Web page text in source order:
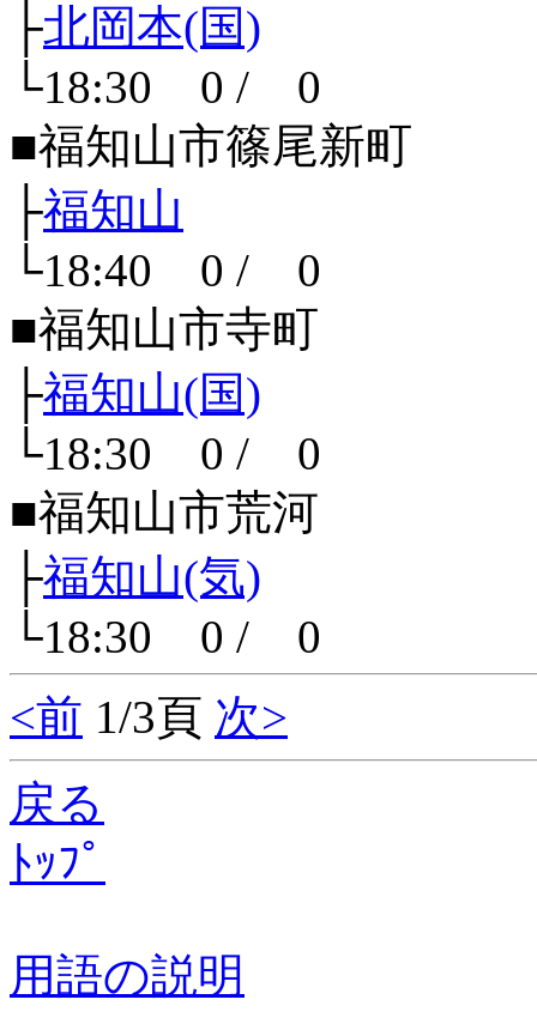
├北岡本(国)
└18:30 0 / 0
■福知山市篠尾新町
├福知山
└18:40 0 / 0
■福知山市寺町
├福知山(国)
└18:30 0 / 0
■福知山市荒河
├福知山(気)
└18:30 0 / 0
<前 1/3頁 次>
戻る
ﾄｯﾌﾟ
用語の説明